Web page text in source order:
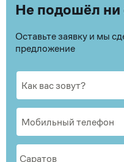
Не подошёл ни
Оставьте заявку и мы
предложение